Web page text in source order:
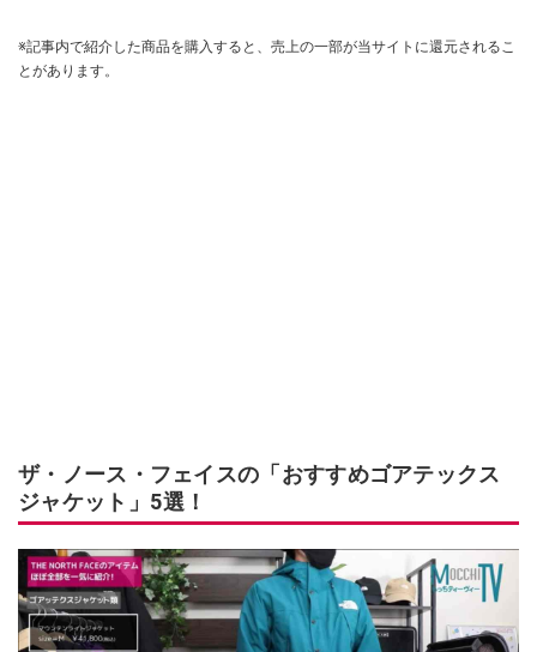
※記事内で紹介した商品を購入すると、売上の一部が当サイトに還元されるこ
とがあります。
ザ・ノース・フェイスの「おすすめゴアテックス
ジャケット」5選！